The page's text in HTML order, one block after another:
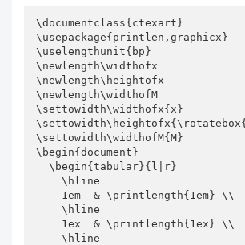
\documentclass{ctexart}
\usepackage{printlen,graphicx}
\uselengthunit{bp}
\newlength\widthofx
\newlength\heightofx
\newlength\widthofM
\settowidth\widthofx{x}
\settowidth\widthofM{M}
\begin{document}
  \begin{tabular}{l|r}
    \hline
    \hline
    \hline